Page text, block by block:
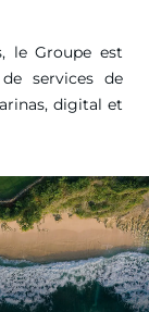
le Groupe est
services de
digital et